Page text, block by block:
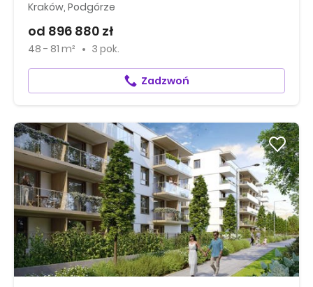
Kraków, Podgórze
od 896 880 zł
48 - 81 m² 3 pok.
Zadzwoń